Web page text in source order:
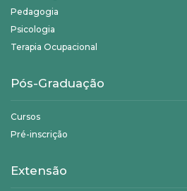
Pedagogia
Psicologia
Terapia Ocupacional
Pós-Graduação
Cursos
Pré-inscrição
Extensão